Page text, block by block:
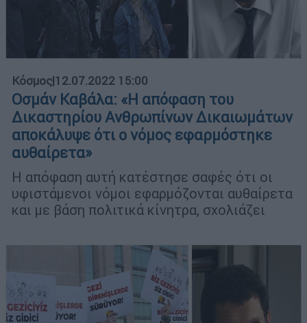
Κόσμος|12.07.2022 15:00
Οσμάν Καβάλα: «Η απόφαση του
Δικαστηρίου Ανθρωπίνων Δικαιωμάτων
αποκάλυψε ότι ο νόμος εφαρμόστηκε
αυθαίρετα»
Η απόφαση αυτή κατέστησε σαφές ότι οι
υφιστάμενοι νόμοι εφαρμόζονται αυθαίρετα
και με βάση πολιτικά κίνητρα, σχολιάζει